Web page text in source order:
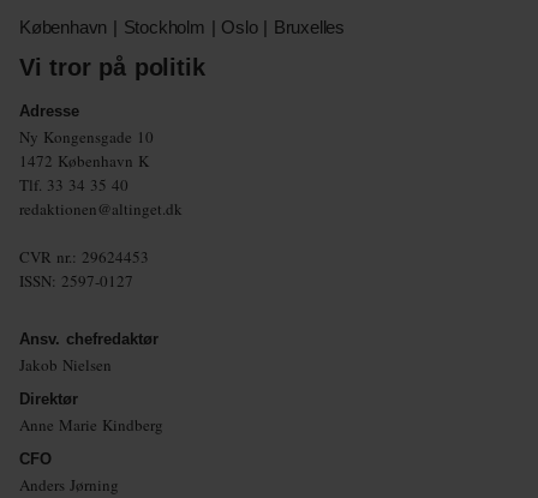
København | Stockholm | Oslo | Bruxelles
Vi tror på politik
Adresse
Ny Kongensgade 10
1472 København K
Tlf. 33 34 35 40
redaktionen@altinget.dk
CVR nr.: 29624453
ISSN: 2597-0127
Ansv. chefredaktør
Jakob Nielsen
Direktør
Anne Marie Kindberg
CFO
Anders Jørning